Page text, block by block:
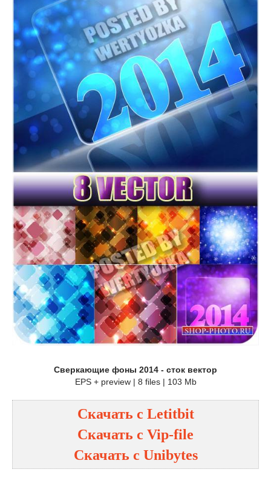
Сверкающие фоны 2014 - сток вектор
EPS + preview | 8 files | 103 Mb
Скачать с Letitbit
Скачать с Vip-file
Скачать с Unibytes